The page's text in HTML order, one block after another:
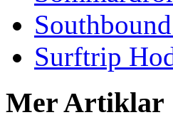
Surftrip
Mer Artiklar